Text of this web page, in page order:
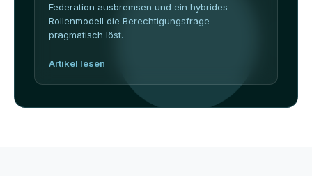
Federation ausbremsen und ein hybrides
Rollenmodell die Berechtigungsfrage
pragmatisch löst.
Artikel lesen